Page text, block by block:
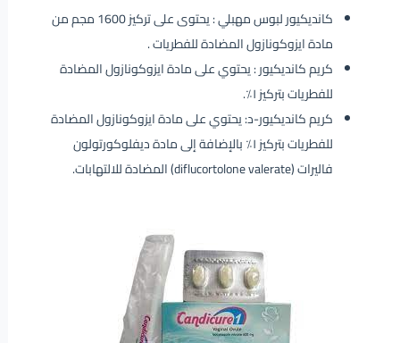
كانديكيور لبوس مهبلي : يحتوى على تركيز 1600 مجم من
مادة ايزوكونازول المضادة للفطريات .
كريم كانديكيور : يحتوي على مادة ايزوكونازول المضادة
للفطريات بتركيز ١٪.
كريم كانديكيور-د: يحتوي على مادة ايزوكونازول المضادة
للفطريات بتركيز ١٪ بالإضافة إلى مادة ديفلوكورتولون
فاليرات (diflucortolone valerate) المضادة للالتهابات.